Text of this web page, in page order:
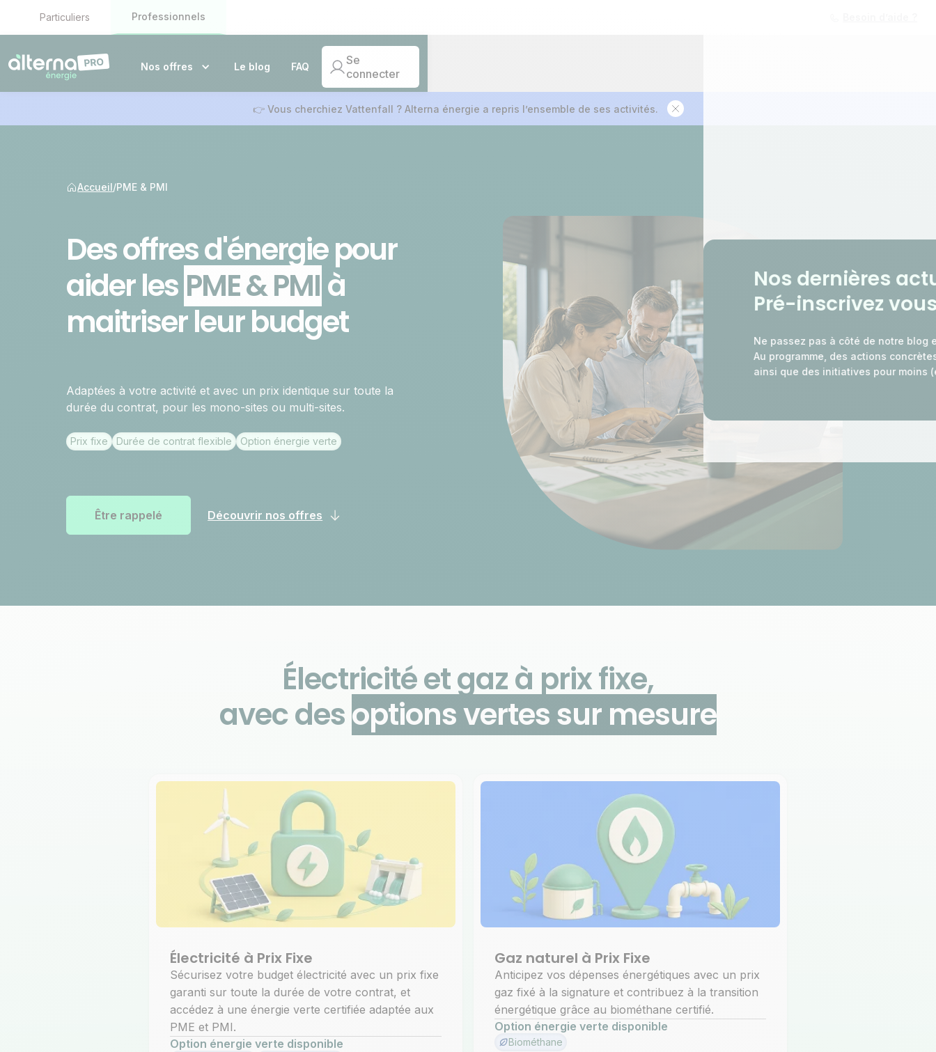
Particuliers Professionnels
Nos dernières
Pré-inscrivez
Ne passez pas à côté de notre blog
Au programme, des actions
ainsi que des initiatives pour moins
Nos offres Le blog FAQ
Se
connecter
👉 Vous cherchiez Vattenfall ? Alterna énergie a repris l’ensemble de ses activités.
Accueil/PME & PMI
Des offres d'énergie pour
aider les PME & PMI à
maitriser leur budget
Adaptées à votre activité et avec un prix identique sur toute la
durée du contrat, pour les mono-sites ou multi-sites.
Prix fixe Durée de contrat flexible Option énergie verte
Être rappelé Découvrir nos offres
Électricité et gaz à prix fixe,
avec desoptions vertes sur mesure
Électricité à Prix Fixe
Sécurisez votre budget électricité avec un prix fixe
garanti sur toute la durée de votre contrat, et
accédez à une énergie verte certifiée adaptée aux
PME et PMI.
Option énergie verte disponible
Gaz naturel à Prix Fixe
Anticipez vos dépenses énergétiques avec un prix
gaz fixé à la signature et contribuez à la transition
énergétique grâce au biométhane certifié.
Option énergie verte disponible
Biométhane